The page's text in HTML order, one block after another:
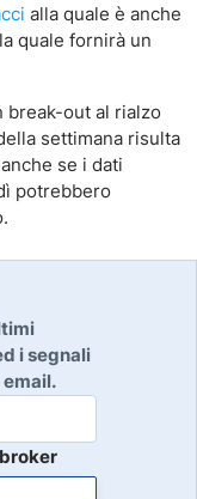
alla quale è anche
quale fornirà un
break-out al rialzo
settimana risulta
se i dati
potrebbero
i segnali